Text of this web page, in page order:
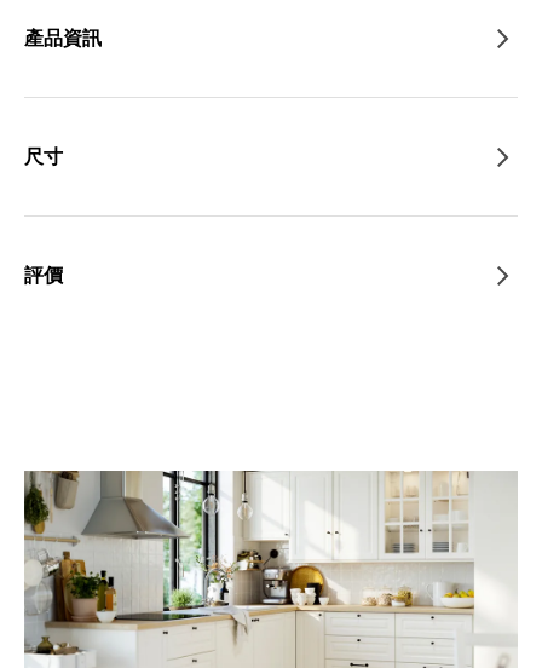
產品資訊
尺寸
評價